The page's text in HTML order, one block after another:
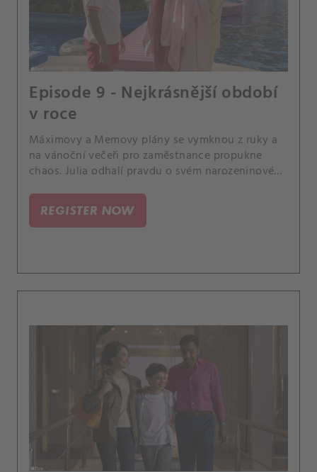
Episode 9 - Nejkrásnější období
v roce
Máximovy a Memovy plány se vymknou z ruky a
na vánoční večeři pro zaměstnance propukne
chaos. Julia odhalí pravdu o svém narozeninovém
REGISTER NOW